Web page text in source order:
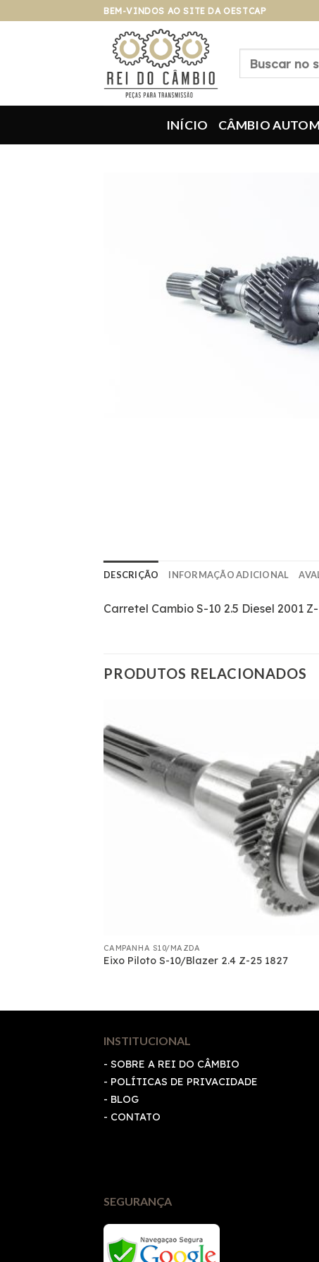
para
BEM-VINDOS AO SITE DA OESTCAP
Pesquisar
INÍCIO CÂMBIO
DESCRIÇÃO INFORMAÇÃO ADICIONAL
Carretel Cambio S-10 2.5 Diesel 2001
PRODUTOS RELACIONADOS
CAMPANHA S10/MAZDA
Eixo Piloto S-10/Blazer 2.4 Z-25 1827
INSTITUCIONAL
- SOBRE A REI DO CÂMBIO
- POLÍTICAS DE PRIVACIDADE
- BLOG
- CONTATO
SEGURANÇA